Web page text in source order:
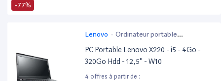
-77%
Lenovo - Ordinateur portable
bureautique
PC Portable Lenovo X220 - i5 - 4Go -
320Go Hdd - 12,5'' - W10
4 offres à partir de :